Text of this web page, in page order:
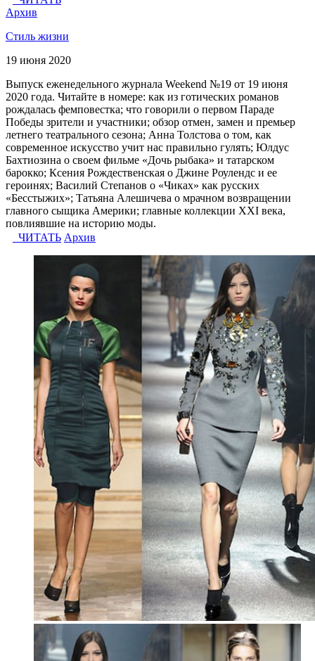
Архив
Стиль жизни
19 июня 2020
Выпуск еженедельного журнала Weekend №19 от 19 июня
2020 года. Читайте в номере: как из готических романов
рождалась фемповестка; что говорили о первом Параде
Победы зрители и участники; обзор отмен, замен и премьер
летнего театрального сезона; Анна Толстова о том, как
современное искусство учит нас правильно гулять; Юлдус
Бахтиозина о своем фильме «Дочь рыбака» и татарском
барокко; Ксения Рождественская о Джине Роулендс и ее
героинях; Василий Степанов о «Чиках» как русских
«Бесстыжих»; Татьяна Алешичева о мрачном возвращении
главного сыщика Америки; главные коллекции XXI века,
повлиявшие на историю моды.
ЧИТАТЬ Архив